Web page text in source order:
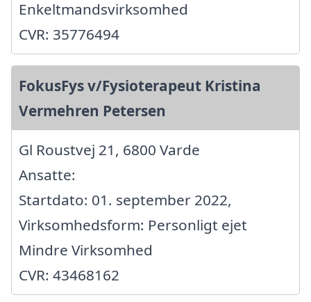
Enkeltmandsvirksomhed
CVR: 35776494
FokusFys v/Fysioterapeut Kristina
Vermehren Petersen
Gl Roustvej 21, 6800 Varde
Ansatte:
Startdato: 01. september 2022,
Virksomhedsform: Personligt ejet
Mindre Virksomhed
CVR: 43468162